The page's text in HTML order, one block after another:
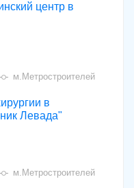
центр в
м.Метростроителей
в
Левада"
м.Метростроителей